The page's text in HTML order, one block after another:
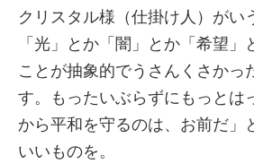
クリスタル様（仕掛け人）がい
「光」とか「闇」とか「希望」
ことが抽象的でうさんくさかっ
す。もったいぶらずにもっとは
から平和を守るのは、お前だ」
いいものを。